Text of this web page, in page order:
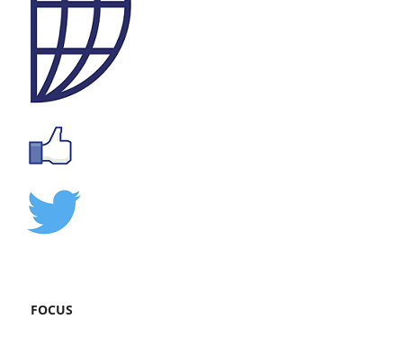
FOCUS